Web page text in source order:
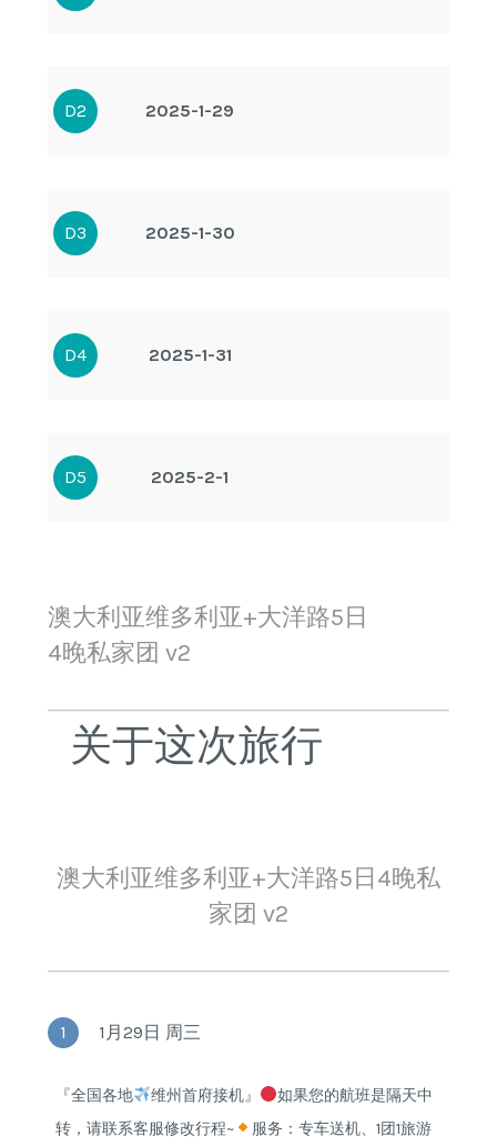
D2 2025-1-29
D3 2025-1-30
D4 2025-1-31
D5 2025-2-1
澳大利亚维多利亚+大洋路5日
4晚私家团 v2
关于这次旅行
澳大利亚维多利亚+大洋路5日4晚私
家团 v2
1 1月29日 周三
『全国各地 维州首府接机』
如果您的航班是隔天中
转，请联系客服修改行程~
服务：专车送机、1团1旅游